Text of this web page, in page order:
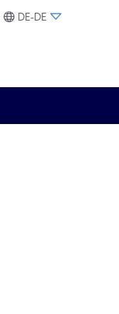
DE-DE